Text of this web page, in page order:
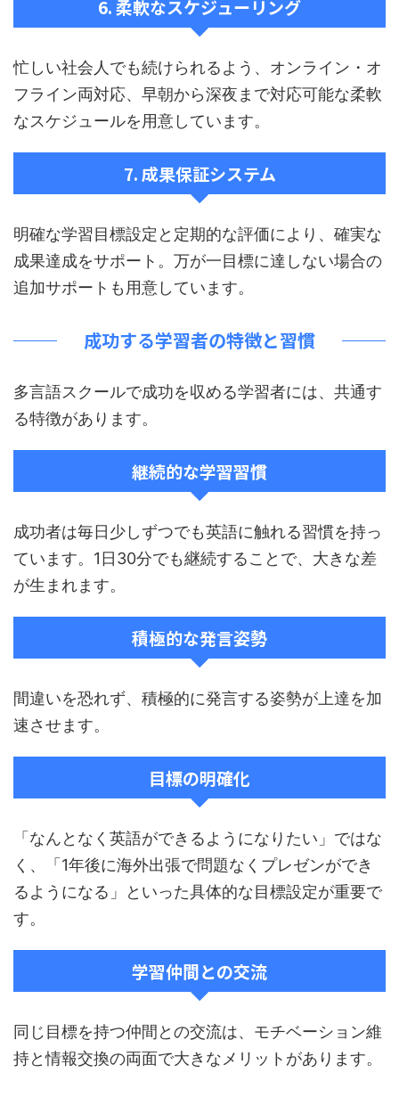
6. 柔軟なスケジューリング
忙しい社会人でも続けられるよう、オンライン・オ
フライン両対応、早朝から深夜まで対応可能な柔軟
なスケジュールを用意しています。
7. 成果保証システム
明確な学習目標設定と定期的な評価により、確実な
成果達成をサポート。万が一目標に達しない場合の
追加サポートも用意しています。
成功する学習者の特徴と習慣
多言語スクールで成功を収める学習者には、共通す
る特徴があります。
継続的な学習習慣
成功者は毎日少しずつでも英語に触れる習慣を持っ
ています。1日30分でも継続することで、大きな差
が生まれます。
積極的な発言姿勢
間違いを恐れず、積極的に発言する姿勢が上達を加
速させます。
目標の明確化
「なんとなく英語ができるようになりたい」ではな
く、「1年後に海外出張で問題なくプレゼンができ
るようになる」といった具体的な目標設定が重要で
す。
学習仲間との交流
同じ目標を持つ仲間との交流は、モチベーション維
持と情報交換の両面で大きなメリットがあります。